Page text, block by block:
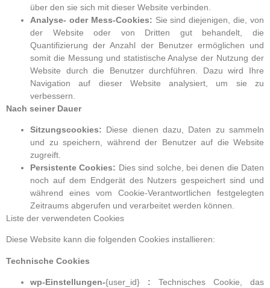
über den sie sich mit dieser Website verbinden.
Analyse- oder Mess-Cookies: Sie sind diejenigen, die, von
der Website oder von Dritten gut behandelt, die
Quantifizierung der Anzahl der Benutzer ermöglichen und
somit die Messung und statistische Analyse der Nutzung der
Website durch die Benutzer durchführen. Dazu wird Ihre
Navigation auf dieser Website analysiert, um sie zu
verbessern.
Nach seiner Dauer
Sitzungscookies: Diese dienen dazu, Daten zu sammeln
und zu speichern, während der Benutzer auf die Website
zugreift.
Persistente Cookies: Dies sind solche, bei denen die Daten
noch auf dem Endgerät des Nutzers gespeichert sind und
während eines vom Cookie-Verantwortlichen festgelegten
Zeitraums abgerufen und verarbeitet werden können.
Liste der verwendeten Cookies
Diese Website kann die folgenden Cookies installieren:
Technische Cookies
wp-Einstellungen-{user_id} : Technisches Cookie, das